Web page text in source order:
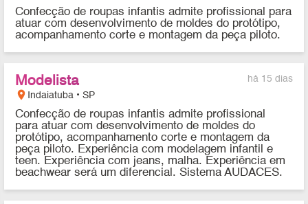
Confecção de roupas infantis admite profissional para
atuar com desenvolvimento de moldes do protótipo,
acompanhamento corte e montagem da peça piloto.
há 15 dias
Modelista
location_on Indaiatuba • SP
Confecção de roupas infantis admite profissional
para atuar com desenvolvimento de moldes do
protótipo, acompanhamento corte e montagem da
peça piloto. Experiência com modelagem infantil e
teen. Experiência com jeans, malha. Experiência em
beachwear será um diferencial. Sistema AUDACES.